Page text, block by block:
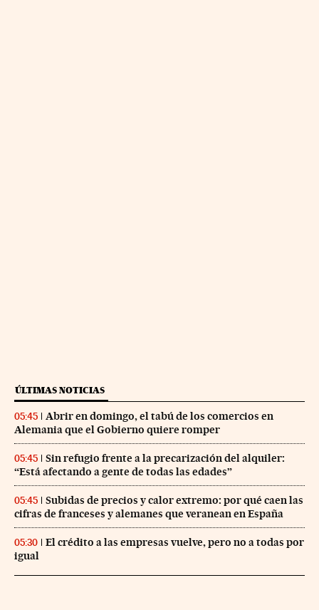
ÚLTIMAS NOTICIAS
05:45
Abrir en domingo, el tabú de los comercios en
Alemania que el Gobierno quiere romper
05:45
Sin refugio frente a la precarización del alquiler:
“Está afectando a gente de todas las edades”
05:45
Subidas de precios y calor extremo: por qué caen las
cifras de franceses y alemanes que veranean en España
05:30
El crédito a las empresas vuelve, pero no a todas por
igual